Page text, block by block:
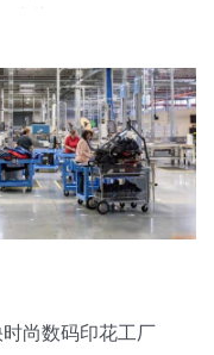
尚数码印花工厂